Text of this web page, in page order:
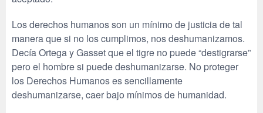
Los derechos humanos son un mínimo de justicia de tal
manera que si no los cumplimos, nos deshumanizamos.
Decía Ortega y Gasset que el tigre no puede “destigrarse”
pero el hombre si puede deshumanizarse. No proteger
los Derechos Humanos es sencillamente
deshumanizarse, caer bajo mínimos de humanidad.